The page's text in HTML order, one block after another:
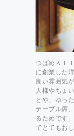
つばめＫＩ
に創業した
良い雰囲気
人様やちょ
とや、ゆっ
テーブル席
るためです
でとてもお